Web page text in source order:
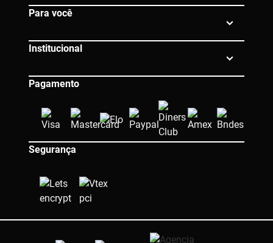
atendimento@eico.com.br
Para você
Institucional
Pagamento
Segurança